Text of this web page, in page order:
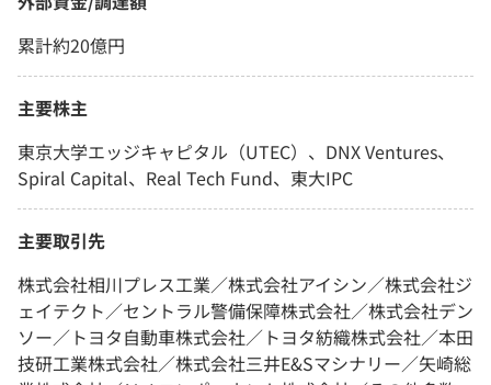
累計約20億円
主要株主
東京大学エッジキャピタル（UTEC）、DNX Ventures、
Spiral Capital、Real Tech Fund、東大IPC
主要取引先
株式会社相川プレス工業／株式会社アイシン／株式会社ジ
ェイテクト／セントラル警備保障株式会社／株式会社デン
ソー／トヨタ自動車株式会社／トヨタ紡織株式会社／本田
技研工業株式会社／株式会社三井E&Sマシナリー／矢崎総